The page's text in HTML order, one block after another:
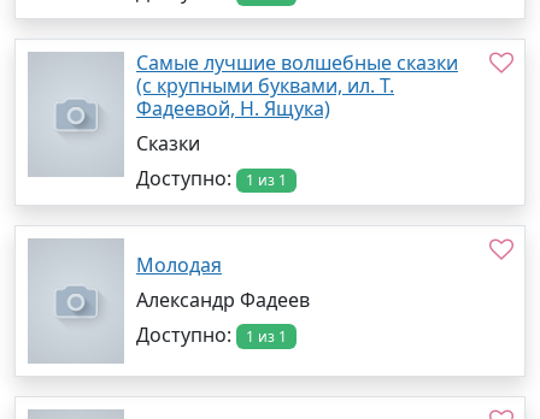
Самые лучшие волшебные сказки
(с крупными буквами, ил. Т.
Фадеевой, Н. Ящука)
Сказки
Доступно:
1 из 1
Молодая
Александр Фадеев
Доступно:
1 из 1